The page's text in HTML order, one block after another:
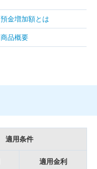
預金増加額とは
商品概要
適用条件
適用金利